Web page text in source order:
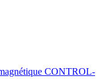
CONTROL-